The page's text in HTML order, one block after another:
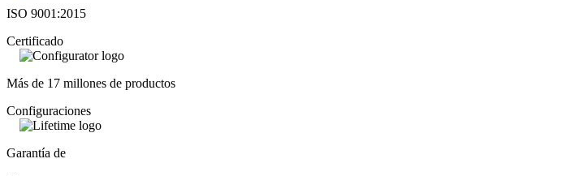
ISO 9001:2015
Certificado
Más de 17 millones de productos
Configuraciones
Garantía de